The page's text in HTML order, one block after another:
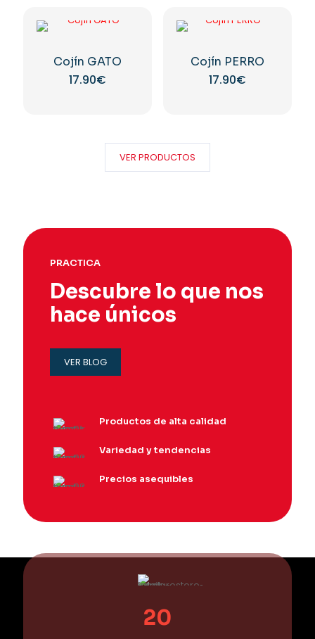
Cojín GATO
17.90€
Cojín PERRO
17.90€
VER PRODUCTOS
PRACTICA
Descubre lo que nos
hace únicos
VER BLOG
Productos de alta calidad
Variedad y tendencias
Precios asequibles
20